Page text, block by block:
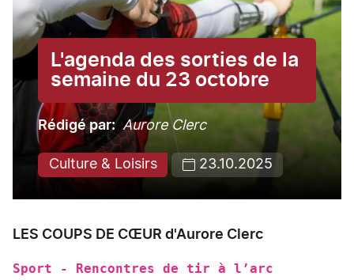
L'agenda des sorties de la
semaine du 23 octobre
Rédigé par Aurore Clerc
Culture & Loisirs 23.10.2025
LES COUPS DE CŒUR d'Aurore Clerc
Sport - Rencontres de tir à l’arc